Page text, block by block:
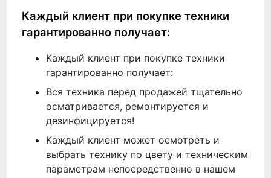
Каждый клиент при покупке техники
гарантированно получает:
Каждый клиент при покупке техники
гарантированно получает:
Вся техника перед продажей тщательно
осматривается, ремонтируется и
дезинфицируется!
Каждый клиент может осмотреть и
выбрать технику по цвету и техническим
параметрам непосредственно в нашем